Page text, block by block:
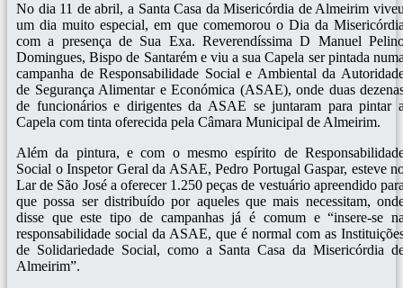
No dia 11 de abril, a Santa Casa da Misericórdia de Almeirim
um dia muito especial, em que comemorou o Dia da
com a presença de Sua Exa. Reverendíssima D Manuel
Domingues, Bispo de Santarém e viu a sua Capela ser pintada
campanha de Responsabilidade Social e Ambiental da
de Segurança Alimentar e Económica (ASAE), onde duas
de funcionários e dirigentes da ASAE se juntaram para pintar
Capela com tinta oferecida pela Câmara Municipal de Almeirim.
Além da pintura, e com o mesmo espírito de
Social o Inspetor Geral da ASAE, Pedro Portugal Gaspar, esteve
Lar de São José a oferecer 1.250 peças de vestuário apreendido
que possa ser distribuído por aqueles que mais necessitam,
disse que este tipo de campanhas já é comum e “insere-se
responsabilidade social da ASAE, que é normal com as
de Solidariedade Social, como a Santa Casa da Misericórdia
Almeirim”.